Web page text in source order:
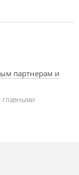
партнерам и
главными